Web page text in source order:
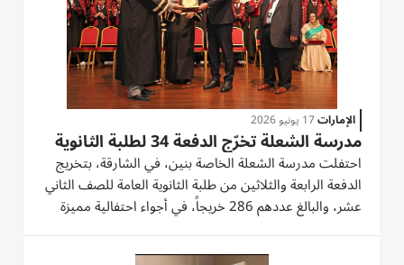
الإمارات17 يونيو 2026
مدرسة الشعلة تخرّج الدفعة 34 لطلبة الثانوية
احتفلت مدرسة الشعلة الخاصة بنين، في الشارقة، بتخريج
الدفعة الرابعة والثلاثين من طلبة الثانوية العامة للصف الثاني
عشر، والبالغ عددهم 286 خريجاً، في أجواء احتفالية مميزة
عكست ثمرة سنوات من الجد والاجتهاد والتميز الأكاديمي.
أقيم الحفل برعاية وحضور نائب القنصل العام للمملكة...